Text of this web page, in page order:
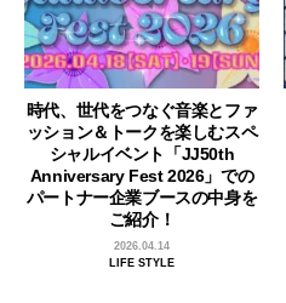
時代、世代をつなぐ音楽とファ
ッション＆トークを楽しむスペ
シャルイベント「JJ50th
Anniversary Fest 2026」での
パートナー企業ブースの中身を
ご紹介！
2026.04.14
LIFE STYLE